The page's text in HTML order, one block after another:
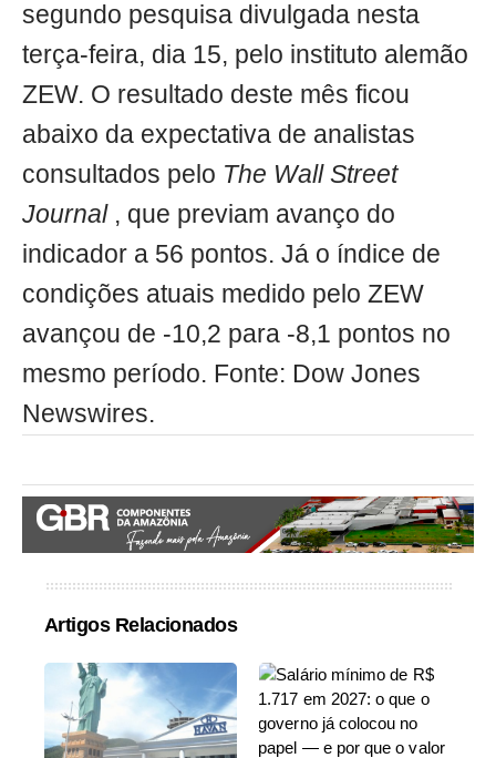
segundo pesquisa divulgada nesta
terça-feira, dia 15, pelo instituto alemão
ZEW. O resultado deste mês ficou
abaixo da expectativa de analistas
consultados pelo The Wall Street
Journal , que previam avanço do
indicador a 56 pontos. Já o índice de
condições atuais medido pelo ZEW
avançou de -10,2 para -8,1 pontos no
mesmo período. Fonte: Dow Jones
Newswires.
Artigos Relacionados